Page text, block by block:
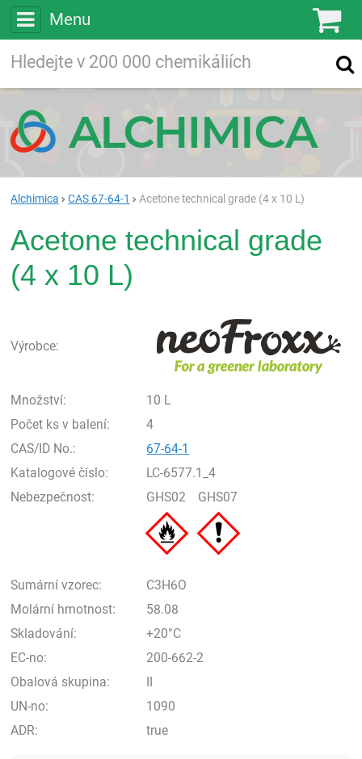
Menu
Vyhledávání
Alchimica CAS 67-64-1 Acetone technical grade (4 x 10 L)
Acetone technical grade
(4 x 10 L)
Výrobce:
Množství:
10 L
Počet ks v balení:
4
CAS/ID No.:
67-64-1
Katalogové číslo:
LC-6577.1_4
Nebezpečnost:
GHS02 GHS07
Sumární vzorec:
C3H6O
Molární hmotnost:
58.08
Skladování:
+20°C
EC-no:
200-662-2
Obalová skupina:
II
UN-no:
1090
ADR:
true